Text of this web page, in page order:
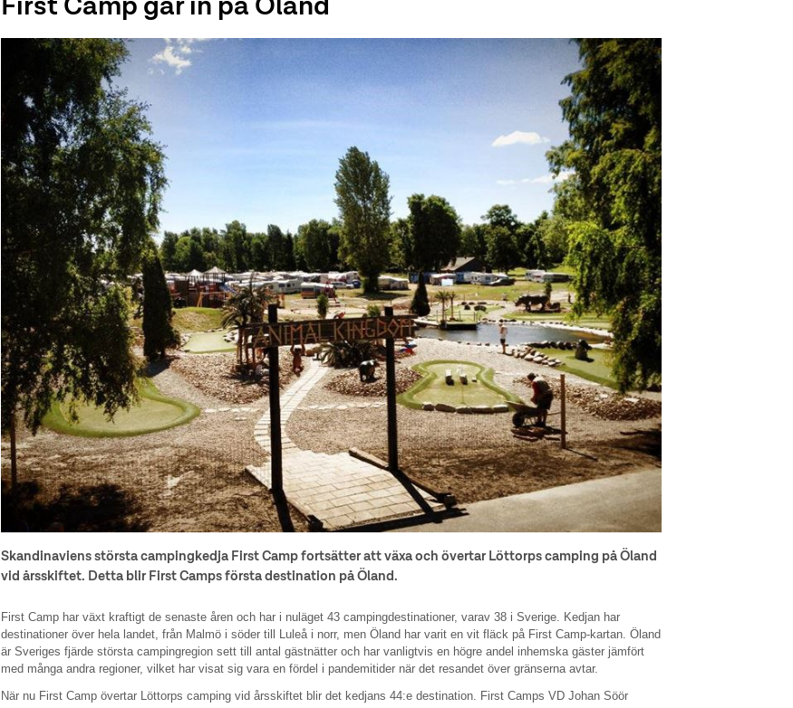
First Camp går in på Öland
Skandinaviens största campingkedja First Camp fortsätter att växa och övertar Löttorps camping på Öland
vid årsskiftet. Detta blir First Camps första destination på Öland.
First Camp har växt kraftigt de senaste åren och har i nuläget 43 campingdestinationer, varav 38 i Sverige. Kedjan har
destinationer över hela landet, från Malmö i söder till Luleå i norr, men Öland har varit en vit fläck på First Camp-kartan. Öland
är Sveriges fjärde största campingregion sett till antal gästnätter och har vanligtvis en högre andel inhemska gäster jämfört
med många andra regioner, vilket har visat sig vara en fördel i pandemitider när det resandet över gränserna avtar.
När nu First Camp övertar Löttorps camping vid årsskiftet blir det kedjans 44:e destination. First Camps VD Johan Söör